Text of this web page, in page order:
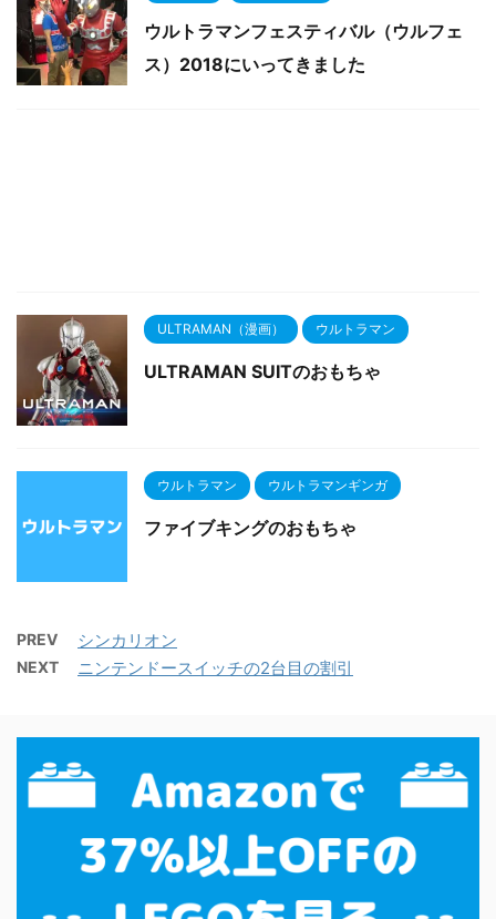
ウルトラマンフェスティバル（ウルフェ
ス）2018にいってきました
ULTRAMAN（漫画） ウルトラマン
ULTRAMAN SUITのおもちゃ
ウルトラマン ウルトラマンギンガ
ファイブキングのおもちゃ
PREV シンカリオン
NEXT ニンテンドースイッチの2台目の割引